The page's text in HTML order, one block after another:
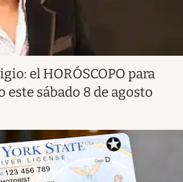
el HORÓSCOPO para
este sábado 8 de agosto